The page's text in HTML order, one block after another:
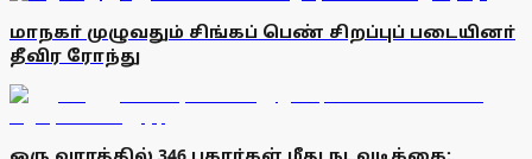
மாநகா் முழுவதும் சிங்கப் பெண் சிறப்புப் படையினா்
தீவிர ரோந்து